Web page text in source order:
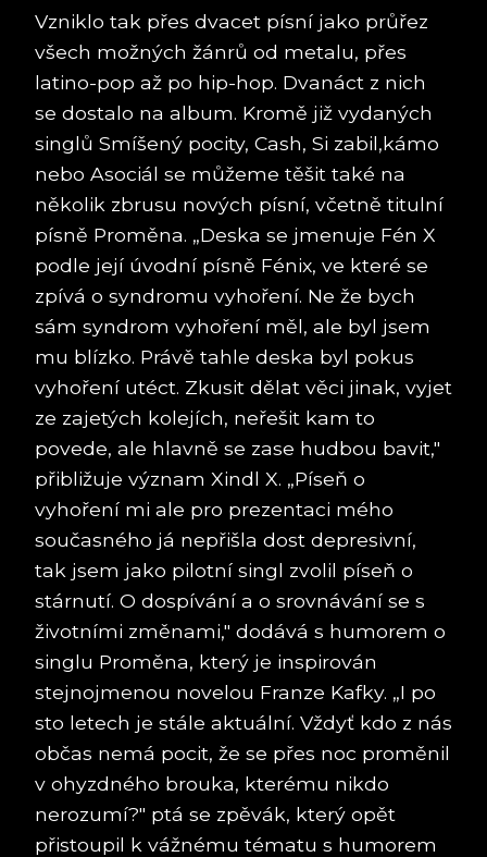
Vzniklo tak přes dvacet písní jako průřez
všech možných žánrů od metalu, přes
latino-pop až po hip-hop. Dvanáct z nich
se dostalo na album. Kromě již vydaných
singlů Smíšený pocity, Cash, Si zabil,kámo
nebo Asociál se můžeme těšit také na
několik zbrusu nových písní, včetně titulní
písně Proměna. „Deska se jmenuje Fén X
podle její úvodní písně Fénix, ve které se
zpívá o syndromu vyhoření. Ne že bych
sám syndrom vyhoření měl, ale byl jsem
mu blízko. Právě tahle deska byl pokus
vyhoření utéct. Zkusit dělat věci jinak, vyjet
ze zajetých kolejích, neřešit kam to
povede, ale hlavně se zase hudbou bavit,"
přibližuje význam Xindl X. „Píseň o
vyhoření mi ale pro prezentaci mého
současného já nepřišla dost depresivní,
tak jsem jako pilotní singl zvolil píseň o
stárnutí. O dospívání a o srovnávání se s
životními změnami," dodává s humorem o
singlu Proměna, který je inspirován
stejnojmenou novelou Franze Kafky. „I po
sto letech je stále aktuální. Vždyť kdo z nás
občas nemá pocit, že se přes noc proměnil
v ohyzdného brouka, kterému nikdo
nerozumí?" ptá se zpěvák, který opět
přistoupil k vážnému tématu s humorem